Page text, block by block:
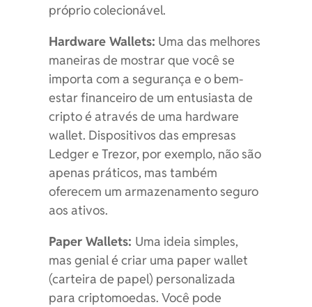
próprio colecionável.
Hardware Wallets: Uma das melhores
maneiras de mostrar que você se
importa com a segurança e o bem-
estar financeiro de um entusiasta de
cripto é através de uma hardware
wallet. Dispositivos das empresas
Ledger e Trezor, por exemplo, não são
apenas práticos, mas também
oferecem um armazenamento seguro
aos ativos.
Paper Wallets: Uma ideia simples,
mas genial é criar uma paper wallet
(carteira de papel) personalizada
para criptomoedas. Você pode